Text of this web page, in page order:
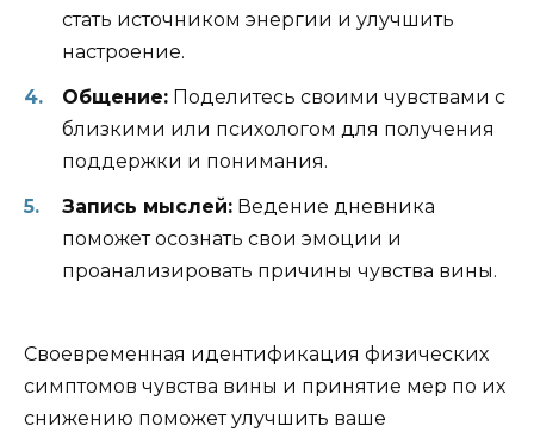
стать источником энергии и улучшить
настроение.
Общение: Поделитесь своими чувствами с
близкими или психологом для получения
поддержки и понимания.
Запись мыслей: Ведение дневника
поможет осознать свои эмоции и
проанализировать причины чувства вины.
Своевременная идентификация физических
симптомов чувства вины и принятие мер по их
снижению поможет улучшить ваше